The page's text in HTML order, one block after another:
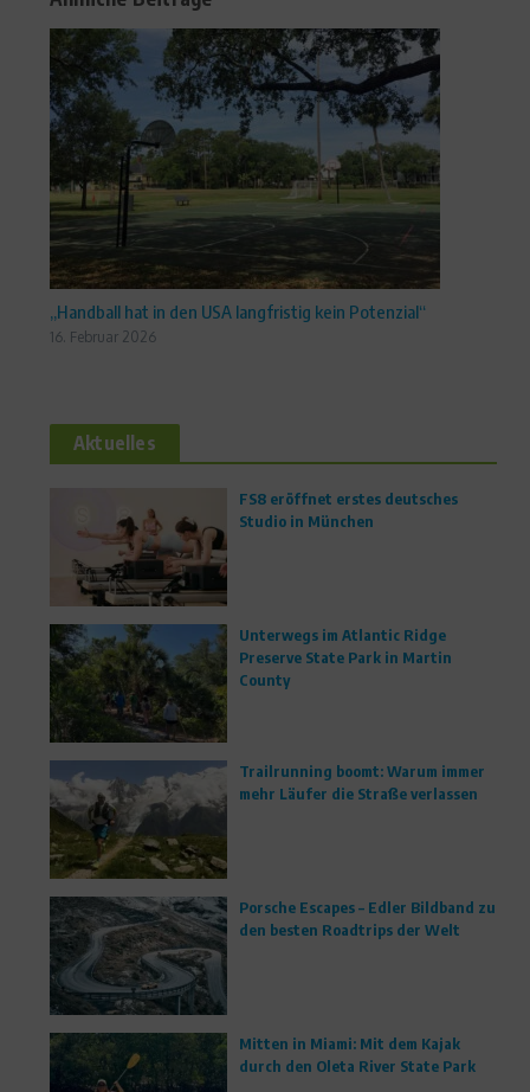
„Handball hat in den USA langfristig kein Potenzial“
16. Februar 2026
Aktuelles
FS8 eröffnet erstes deutsches
Studio in München
Unterwegs im Atlantic Ridge
Preserve State Park in Martin
County
Trailrunning boomt: Warum immer
mehr Läufer die Straße verlassen
Porsche Escapes – Edler Bildband zu
den besten Roadtrips der Welt
Mitten in Miami: Mit dem Kajak
durch den Oleta River State Park